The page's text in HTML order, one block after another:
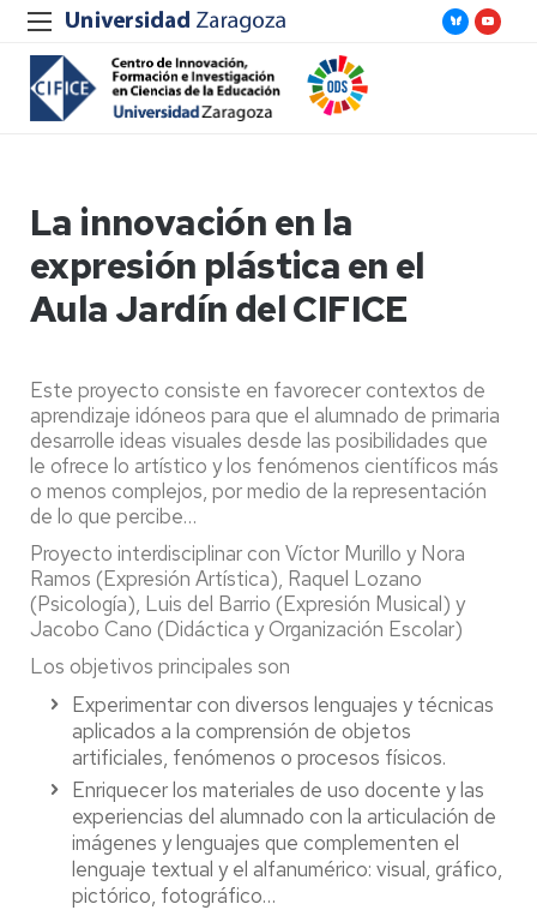
La innovación en la
expresión plástica en el
Aula Jardín del CIFICE
Este proyecto consiste en favorecer contextos de
aprendizaje idóneos para que el alumnado de primaria
desarrolle ideas visuales desde las posibilidades que
le ofrece lo artístico y los fenómenos científicos más
o menos complejos, por medio de la representación
de lo que percibe…
Proyecto interdisciplinar con Víctor Murillo y Nora
Ramos (Expresión Artística), Raquel Lozano
(Psicología), Luis del Barrio (Expresión Musical) y
Jacobo Cano (Didáctica y Organización Escolar)
Los objetivos principales son
Experimentar con diversos lenguajes y técnicas
aplicados a la comprensión de objetos
artificiales, fenómenos o procesos físicos.
Enriquecer los materiales de uso docente y las
experiencias del alumnado con la articulación de
imágenes y lenguajes que complementen el
lenguaje textual y el alfanumérico: visual, gráfico,
pictórico, fotográfico…